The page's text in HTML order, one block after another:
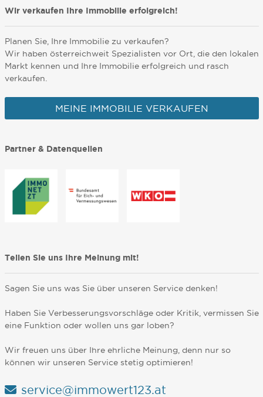
Wir verkaufen Ihre Immobilie erfolgreich!
Planen Sie, Ihre Immobilie zu verkaufen?
Wir haben österreichweit Spezialisten vor Ort, die den lokalen
Markt kennen und Ihre Immobilie erfolgreich und rasch
verkaufen.
MEINE IMMOBILIE VERKAUFEN
Partner & Datenquellen
Teilen Sie uns Ihre Meinung mit!
Sagen Sie uns was Sie über unseren Service denken!
Haben Sie Verbesserungsvorschläge oder Kritik, vermissen Sie
eine Funktion oder wollen uns gar loben?
Wir freuen uns über Ihre ehrliche Meinung, denn nur so
können wir unseren Service stetig optimieren!
service@immowert123.at